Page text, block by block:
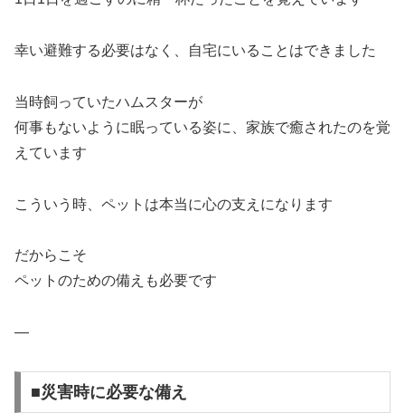
幸い避難する必要はなく、自宅にいることはできました
当時飼っていたハムスターが
何事もないように眠っている姿に、家族で癒されたのを覚
えています
こういう時、ペットは本当に心の支えになります
だからこそ
ペットのための備えも必要です
—
■災害時に必要な備え